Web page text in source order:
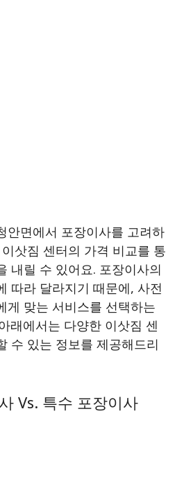
안면에서 포장이사를 고려하
삿짐 센터의 가격 비교를 통
내릴 수 있어요. 포장이사의
따라 달라지기 때문에, 사전
게 맞는 서비스를 선택하는
래에서는 다양한 이삿짐 센
수 있는 정보를 제공해드리
Vs. 특수 포장이사